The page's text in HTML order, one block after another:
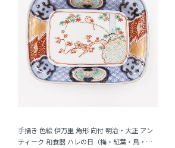
手描き 色絵 伊万里 角形 向付 明治・大正 アン
ティーク 和食器 ハレの日（梅・紅葉・鳥・格